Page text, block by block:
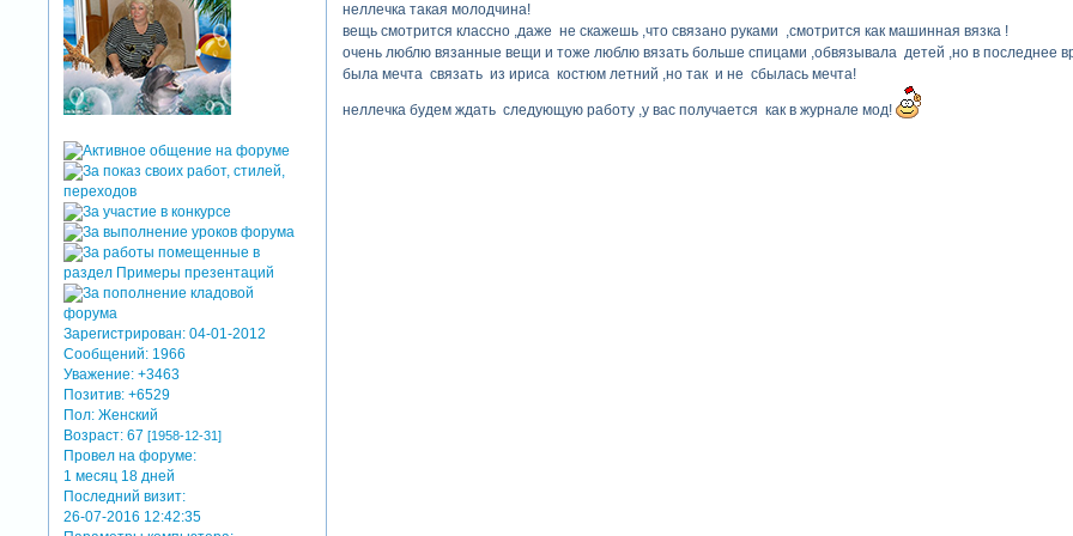
Зарегистрирован: 04-01-2012
Сообщений: 1966
Уважение: +3463
Позитив: +6529
Пол: Женский
Возраст: 67[1958-12-31]
Провел на форуме:
1 месяц 18 дней
Последний визит:
26-07-2016 12:42:35
неллечка такая молодчина!
вещь смотрится классно ,даже не скажешь ,что связано руками ,смотрится как машинная вязка !
очень люблю вязанные вещи и тоже люблю вязать больше спицами ,обвязывала детей ,но в последнее
была мечта связать из ириса костюм летний ,но так и не сбылась мечта!
неллечка будем ждать следующую работу ,у вас получается как в журнале мод!